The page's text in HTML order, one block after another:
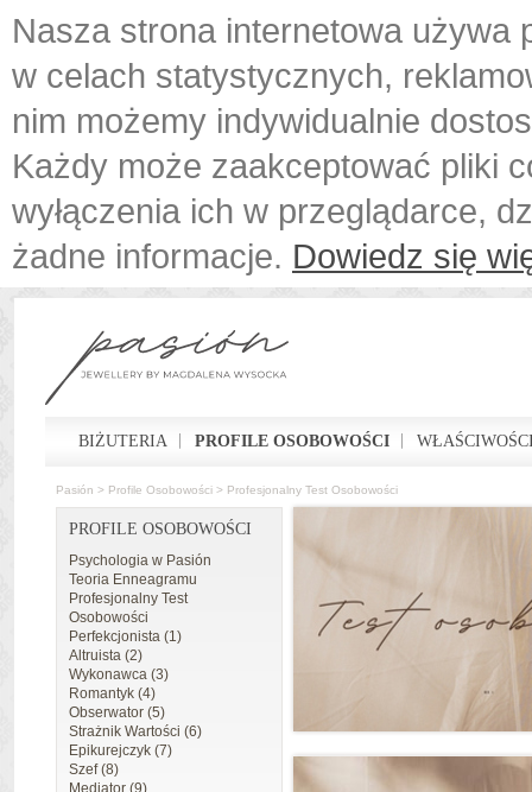
Nasza strona internetowa używa
w celach statystycznych,
nim możemy indywidualnie
Każdy może zaakceptować pliki
wyłączenia ich w przeglądarce,
żadne informacje. Dowiedz się
BIŻUTERIA PROFILE OSOBOWOŚCI
Pasión > Profile Osobowości > Profesjonalny Test Osobowości
PROFILE OSOBOWOŚCI
Psychologia w Pasión
Teoria Enneagramu
Profesjonalny Test
Osobowości
Perfekcjonista (1)
Altruista (2)
Wykonawca (3)
Romantyk (4)
Obserwator (5)
Strażnik Wartości (6)
Epikurejczyk (7)
Szef (8)
Mediator (9)